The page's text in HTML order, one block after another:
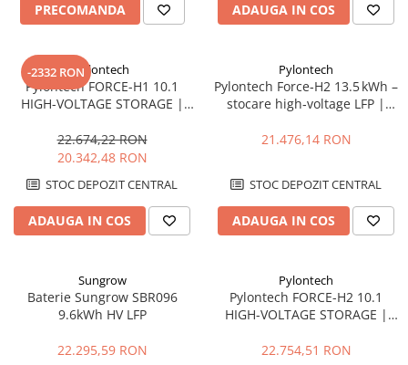
PRECOMANDA ADAUGA IN COS
-2332 RONPylontech
Pylontech FORCE-H1 10.1
HIGH-VOLTAGE STORAGE |
Sungrow, Goodwe, Sofar
22.674,22 RON
20.342,48 RON
STOC DEPOZIT CENTRAL
ADAUGA IN COS
Pylontech
Pylontech Force‑H2 13.5 kWh –
stocare high‑voltage LFP |
Sungrow, Goodwe, Sofar
21.476,14 RON
STOC DEPOZIT CENTRAL
ADAUGA IN COS
Sungrow
Baterie Sungrow SBR096
9.6kWh HV LFP
22.295,59 RON
Pylontech
Pylontech FORCE-H2 10.1
HIGH-VOLTAGE STORAGE |
Sungrow, Goodwe, Sofar
22.754,51 RON